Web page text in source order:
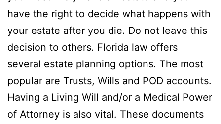
have the right to decide what happens with
your estate after you die. Do not leave this
decision to others. Florida law offers
several estate planning options. The most
popular are Trusts, Wills and POD accounts.
Having a Living Will and/or a Medical Power
of Attorney is also vital. These documents